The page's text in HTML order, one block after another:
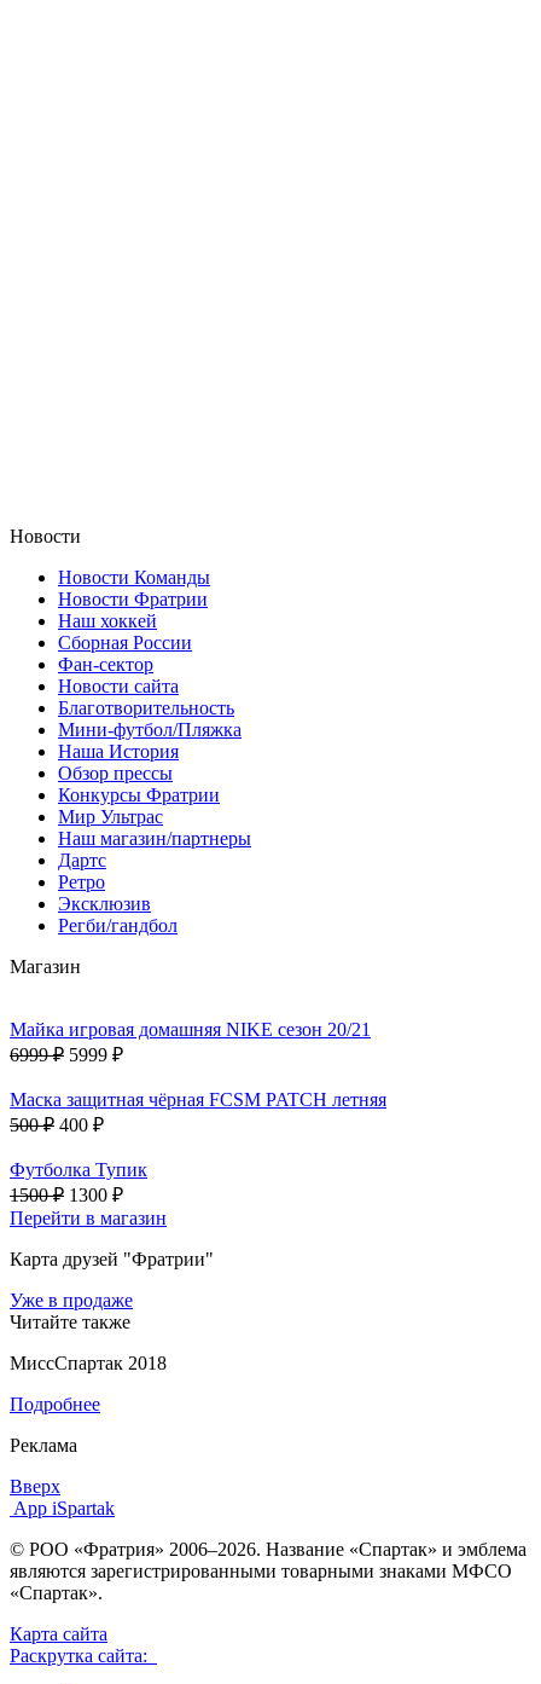
Новости
Новости Команды
Новости Фратрии
Наш хоккей
Сборная России
Фан-cектор
Новости сайта
Благотворительность
Мини-футбол/Пляжка
Наша История
Обзор прессы
Конкурсы Фратрии
Мир Ультрас
Наш магазин/партнеры
Дартс
Ретро
Эксклюзив
Регби/гандбол
Магазин
Майка игровая домашняя NIKE сезон 20/21
6999 ₽ 5999 ₽
Маска защитная чёрная FCSM PATCH летняя
500 ₽ 400 ₽
Футболка Тупик
1500 ₽ 1300 ₽
Перейти в магазин
Карта друзей "Фратрии"
Уже в продаже
Читайте также
МиссСпартак 2018
Подробнее
Реклама
Вверх
App iSpartak
© РОО «Фратрия» 2006–2026. Название «Спартак» и эмблема
являются зарегистрированными товарными знаками МФСО
«Спартак».
Карта сайта
Раскрутка сайта: